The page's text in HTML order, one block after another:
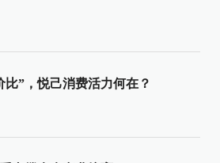
比”，悦己消费活力何在？